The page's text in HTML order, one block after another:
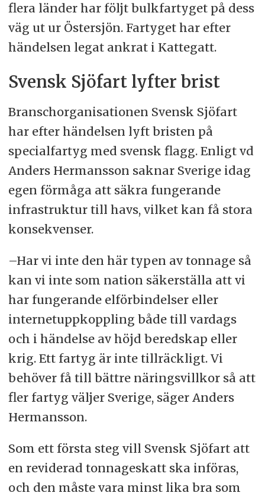
flera länder har följt bulkfartyget på dess
väg ut ur Östersjön. Fartyget har efter
händelsen legat ankrat i Kattegatt.
Svensk Sjöfart lyfter brist
Branschorganisationen Svensk Sjöfart
har efter händelsen lyft bristen på
specialfartyg med svensk flagg. Enligt vd
Anders Hermansson saknar Sverige idag
egen förmåga att säkra fungerande
infrastruktur till havs, vilket kan få stora
konsekvenser.
–Har vi inte den här typen av tonnage så
kan vi inte som nation säkerställa att vi
har fungerande elförbindelser eller
internetuppkoppling både till vardags
och i händelse av höjd beredskap eller
krig. Ett fartyg är inte tillräckligt. Vi
behöver få till bättre näringsvillkor så att
fler fartyg väljer Sverige, säger Anders
Hermansson.
Som ett första steg vill Svensk Sjöfart att
en reviderad tonnageskatt ska införas,
och den måste vara minst lika bra som